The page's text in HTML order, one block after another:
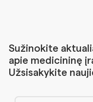
Sužinokite
apie medicininę
Užsisakykite